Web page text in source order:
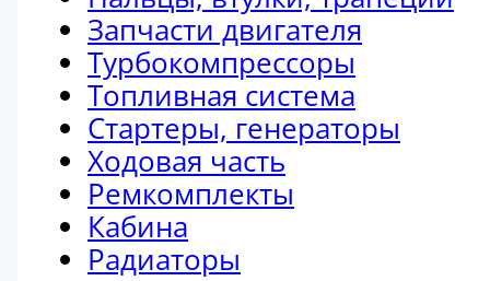
Запчасти двигателя
Турбокомпрессоры
Топливная система
Стартеры, генераторы
Ходовая часть
Ремкомплекты
Кабина
Радиаторы